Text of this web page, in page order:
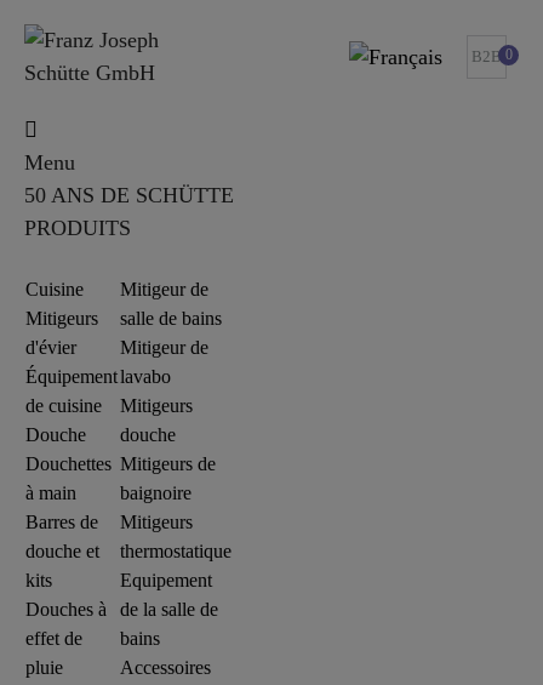
B2B 0
Menu
50 ANS DE SCHÜTTE
PRODUITS
Cuisine
Mitigeurs
d'évier
Équipement
de cuisine
Douche
Douchettes
à main
Barres de
douche et
kits
Douches à
effet de
pluie
Mitigeur de
salle de bains
Mitigeur de
lavabo
Mitigeurs
douche
Mitigeurs de
baignoire
Mitigeurs
thermostatique
Equipement
de la salle de
bains
Accessoires